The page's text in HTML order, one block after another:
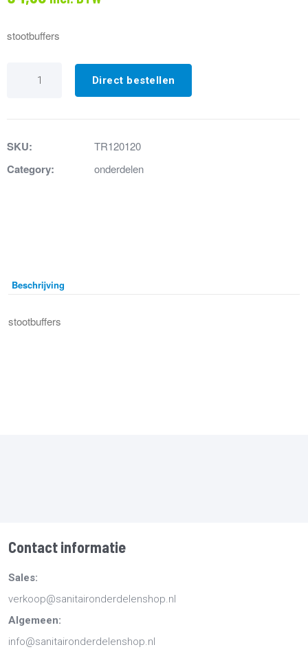
stootbuffers
Stootbuffers
Direct bestellen
SKU: TR120120
Category: onderdelen
Beschrijving
stootbuffers
Contact informatie
Sales:
verkoop@sanitaironderdelenshop.nl
Algemeen:
info@sanitaironderdelenshop.nl